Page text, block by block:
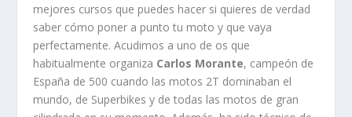
mejores cursos que puedes hacer si quieres de verdad
saber cómo poner a punto tu moto y que vaya
perfectamente. Acudimos a uno de os que
habitualmente organiza Carlos Morante, campeón de
España de 500 cuando las motos 2T dominaban el
mundo, de Superbikes y de todas las motos de gran